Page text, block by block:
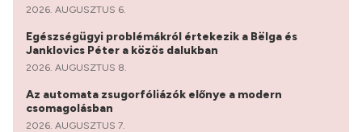
2026. AUGUSZTUS 6.
Egészségügyi problémákról értekezik a Bëlga és
Janklovics Péter a közös dalukban
2026. AUGUSZTUS 8.
Az automata zsugorfóliázók előnye a modern
csomagolásban
2026. AUGUSZTUS 7.